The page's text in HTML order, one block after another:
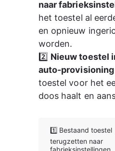
naar
het toestel al
en opnieuw
worden.
2️⃣ Nieuw toestel
auto-provisioning
toestel voor het
doos haalt en
1️⃣ Bestaand toestel
terugzetten naar
fabrieksinstellingen